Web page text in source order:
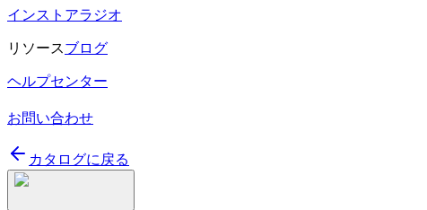
インストアラジオ
リソースブログ
ヘルプセンター
お問い合わせ
カタログに戻る